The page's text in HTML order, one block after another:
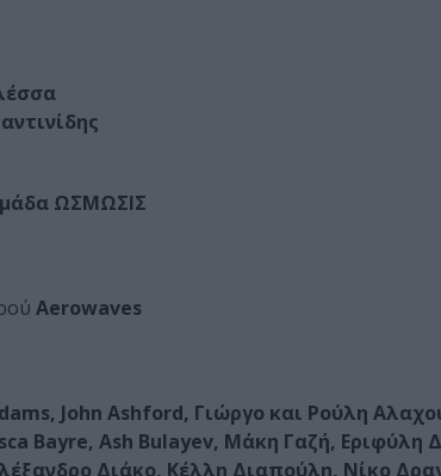
ΩΣΜΩΣΙΣ
Aerowaves
John Ashford, Γιώργο και Ρούλη
Bayre, Ash Bulayev, Μάκη Γαζή,
Διάκο, Κέλλη Διαπούλη, Νίκο